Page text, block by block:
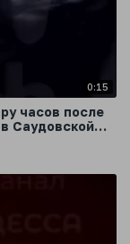
0:15
часов после
Саудовской